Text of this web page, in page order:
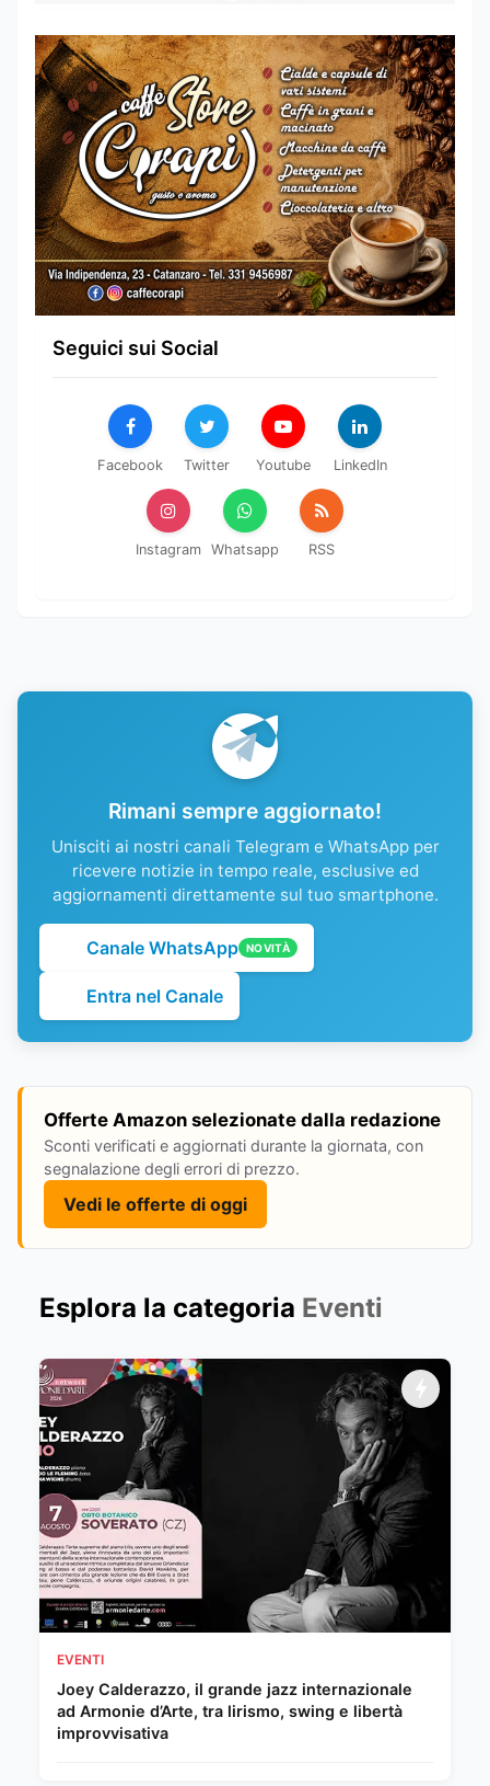
Seguici sui Social
Facebook Twitter Youtube LinkedIn
Instagram Whatsapp RSS
Rimani sempre aggiornato!
Unisciti ai nostri canali Telegram e WhatsApp per
ricevere notizie in tempo reale, esclusive ed
aggiornamenti direttamente sul tuo smartphone.
Canale WhatsApp NOVITÀ
Entra nel Canale
Offerte Amazon selezionate dalla redazione
Sconti verificati e aggiornati durante la giornata, con
segnalazione degli errori di prezzo.
Vedi le offerte di oggi
Esplora la categoria Eventi
EVENTI
Joey Calderazzo, il grande jazz internazionale
ad Armonie d’Arte, tra lirismo, swing e libertà
improvvisativa